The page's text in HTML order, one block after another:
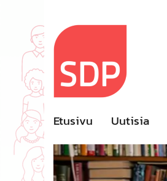
content
Etusivu Uutisia